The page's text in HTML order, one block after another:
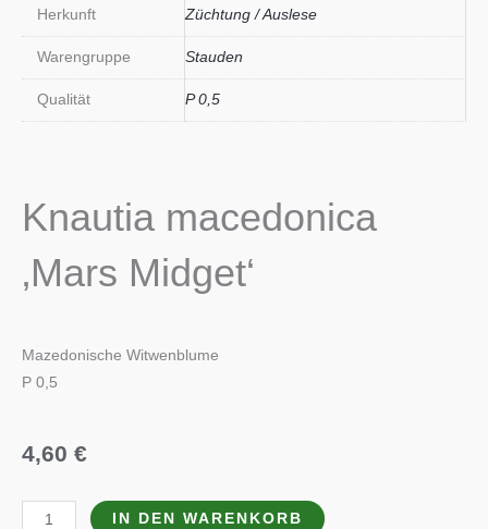
Herkunft Züchtung / Auslese
Warengruppe Stauden
Qualität P 0,5
Knautia macedonica
‚Mars Midget‘
Mazedonische Witwenblume
P 0,5
4,60 €
Knautia IN DEN WARENKORB